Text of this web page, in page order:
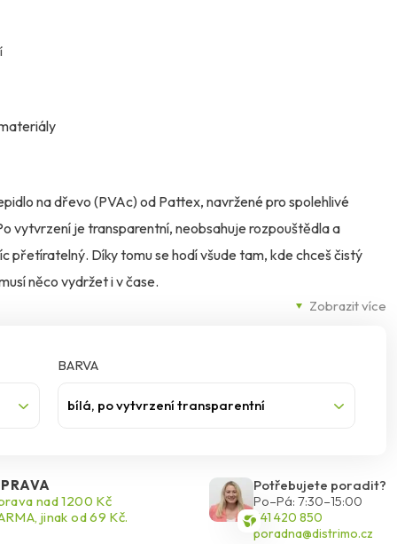
Zobrazit více
na dřevo (PVAc) od Pattex, navržené pro spolehlivé
vytvrzení je transparentní, neobsahuje rozpouštědla a
přetíratelný. Díky tomu se hodí všude tam, kde chceš čistý
něco vydržet i v čase.
a to nejen na běžné slepení ploch, ale i na konstrukční spoje
nebo polystyren a uplatní se i při lepení velkoplošných
přesně sedět; doporučená vlhkost dřeva je zhruba 8–12 %,
exotických dřev (např. teak) se doporučuje povrch
BARVA
bílá, po vytvrzení transparentní
nad 1200 Kč
jinak od 69 Kč.
Potřebujete poradit?
Po–Pá: 7:30–15:00
541 420 850
poradna@distrimo.cz